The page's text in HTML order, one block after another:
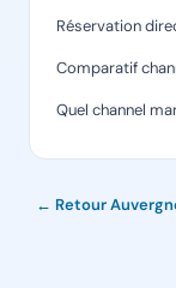
Réservation
Comparatif
Quel channel
← Retour